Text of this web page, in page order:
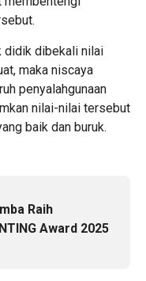
didik dibekali nilai
maka niscaya
penyalahgunaan
nilai-nilai tersebut
baik dan buruk.
Raih
Award 2025